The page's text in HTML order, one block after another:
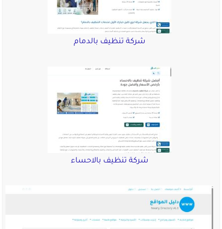
شركة تنظيف بالدمام
شركة تنظيف بالاحساء